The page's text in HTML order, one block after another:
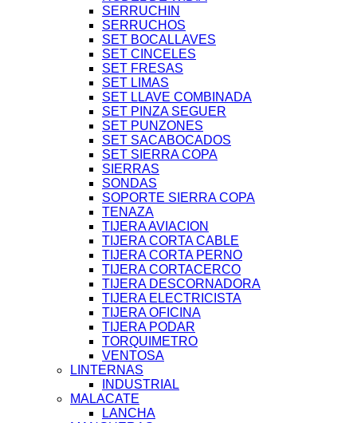
SERRUCHIN
SERRUCHOS
SET BOCALLAVES
SET CINCELES
SET FRESAS
SET LIMAS
SET LLAVE COMBINADA
SET PINZA SEGUER
SET PUNZONES
SET SACABOCADOS
SET SIERRA COPA
SIERRAS
SONDAS
SOPORTE SIERRA COPA
TENAZA
TIJERA AVIACION
TIJERA CORTA CABLE
TIJERA CORTA PERNO
TIJERA CORTACERCO
TIJERA DESCORNADORA
TIJERA ELECTRICISTA
TIJERA OFICINA
TIJERA PODAR
TORQUIMETRO
VENTOSA
LINTERNAS
INDUSTRIAL
MALACATE
LANCHA